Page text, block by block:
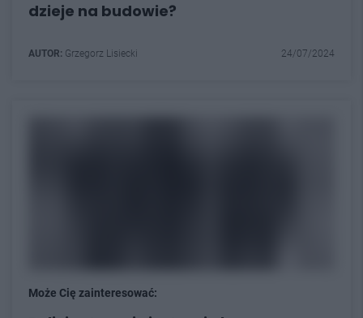
dzieje na budowie?
AUTOR: Grzegorz Lisiecki 24/07/2024
Może Cię zainteresować: